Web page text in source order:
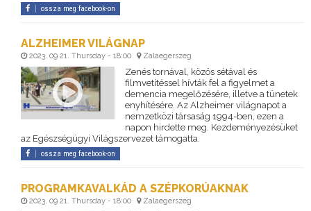
ossza meg facebook-on
ALZHEIMER VILÁGNAP
2023. 09 21. Thursday - 18:00 Zalaegerszeg
Zenés tornával, közös sétával és
filmvetítéssel hívták fel a figyelmet a
demencia megelőzésére, illetve a tünetek
enyhítésére. Az Alzheimer világnapot a
nemzetközi társaság 1994-ben, ezen a
napon hirdette meg. Kezdeményezésüket
az Egészségügyi Világszervezet támogatta.
ossza meg facebook-on
PROGRAMKAVALKÁD A SZÉPKORÚAKNAK
2023. 09 21. Thursday - 18:00 Zalaegerszeg